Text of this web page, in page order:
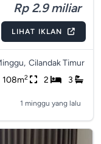
Rp 2.9 miliar
LIHAT IKLAN
Cilandak Timur
108m2 2 3
1 minggu yang lalu